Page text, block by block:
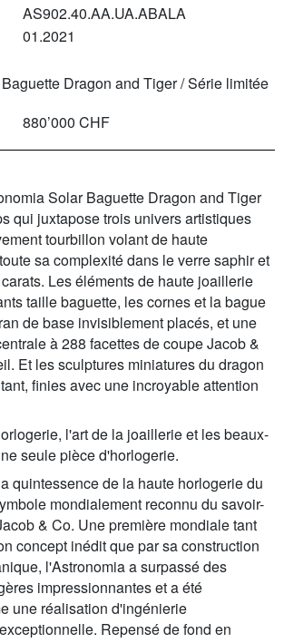
AS902.40.AA.UA.ABALA
01.2021
Dragon and Tiger/Série limitée
880’000 CHF
Solar Baguette Dragon and Tiger
qui juxtapose trois univers artistiques
tourbillon volant de haute
sa complexité dans le verre saphir et
Les éléments de haute joaillerie
taille baguette, les cornes et la bague
de base invisiblement placés, et une
à 288 facettes de coupe Jacob &
Et les sculptures miniatures du dragon
finies avec une incroyable attention
l'art de la joaillerie et les beaux-
seule pièce d'horlogerie.
quintessence de la haute horlogerie du
mondialement reconnu du savoir-
& Co. Une première mondiale tant
concept inédit que par sa construction
l'Astronomia a surpassé des
impressionnantes et a été
une réalisation d'ingénierie
Repensé de fond en